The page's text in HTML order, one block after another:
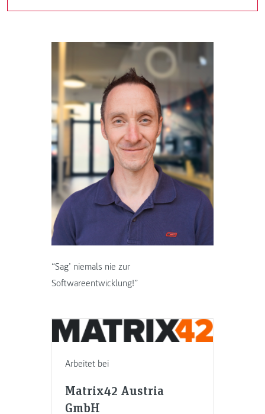
“Sag’ niemals nie zur
Softwareentwicklung!”
Arbeitet bei
Matrix42 Austria
GmbH